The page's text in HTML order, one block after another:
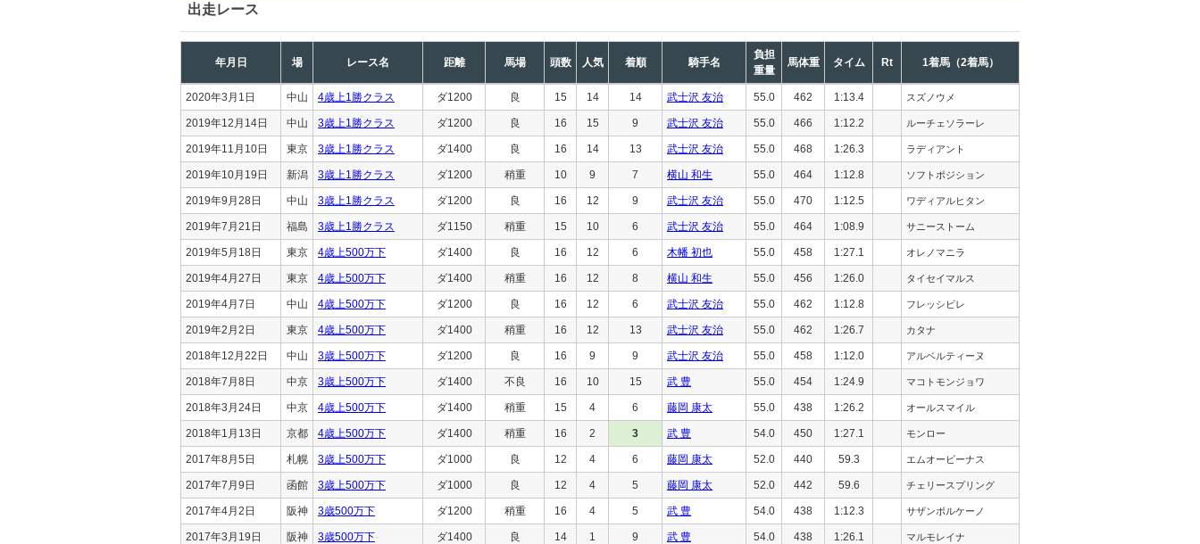
出走レース
年月日 場 レース名 距離 馬場 頭数 人気 着順 騎手名
負担
重量
馬体重 タイム Rt 1着馬（2着馬）
2020年3月1日 中山 4歳上1勝クラス ダ1200 良 15 14 14 武士沢 友治 55.0 462 1:13.4 スズノウメ
2019年12月14日 中山 3歳上1勝クラス ダ1200 良 16 15 9 武士沢 友治 55.0 466 1:12.2 ルーチェソラーレ
2019年11月10日 東京 3歳上1勝クラス ダ1400 良 16 14 13 武士沢 友治 55.0 468 1:26.3 ラディアント
2019年10月19日 新潟 3歳上1勝クラス ダ1200 稍重 10 9 7 横山 和生 55.0 464 1:12.8 ソフトポジション
2019年9月28日 中山 3歳上1勝クラス ダ1200 良 16 12 9 武士沢 友治 55.0 470 1:12.5 ワディアルヒタン
2019年7月21日 福島 3歳上1勝クラス ダ1150 稍重 15 10 6 武士沢 友治 55.0 464 1:08.9 サニーストーム
2019年5月18日 東京 4歳上500万下 ダ1400 良 16 12 6 木幡 初也 55.0 458 1:27.1 オレノマニラ
2019年4月27日 東京 4歳上500万下 ダ1400 稍重 16 12 8 横山 和生 55.0 456 1:26.0 タイセイマルス
2019年4月7日 中山 4歳上500万下 ダ1200 良 16 12 6 武士沢 友治 55.0 462 1:12.8 フレッシビレ
2019年2月2日 東京 4歳上500万下 ダ1400 稍重 16 12 13 武士沢 友治 55.0 462 1:26.7 カタナ
2018年12月22日 中山 3歳上500万下 ダ1200 良 16 9 9 武士沢 友治 55.0 458 1:12.0 アルベルティーヌ
2018年7月8日 中京 3歳上500万下 ダ1400 不良 16 10 15 武 豊 55.0 454 1:24.9 マコトモンジョワ
2018年3月24日 中京 4歳上500万下 ダ1400 稍重 15 4 6 藤岡 康太 55.0 438 1:26.2 オールスマイル
2018年1月13日 京都 4歳上500万下 ダ1400 稍重 16 2 3 武 豊 54.0 450 1:27.1 モンロー
2017年8月5日 札幌 3歳上500万下 ダ1000 良 12 4 6 藤岡 康太 52.0 440 59.3 エムオービーナス
2017年7月9日 函館 3歳上500万下 ダ1000 良 12 4 5 藤岡 康太 52.0 442 59.6 チェリースプリング
2017年4月2日 阪神 3歳500万下 ダ1200 稍重 16 4 5 武 豊 54.0 438 1:12.3 サザンボルケーノ
2017年3月19日 阪神 3歳500万下 ダ1400 良 14 1 9 武 豊 54.0 438 1:26.1 マルモレイナ